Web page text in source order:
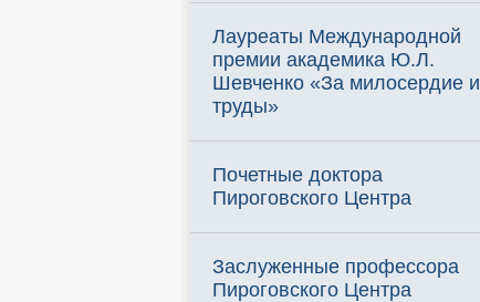
Лауреаты Международной
премии академика Ю.Л.
Шевченко «За милосердие и
труды»
Почетные доктора
Пироговского Центра
Заслуженные профессора
Пироговского Центра